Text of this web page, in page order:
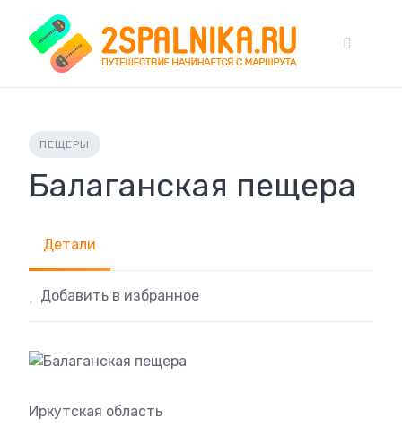
content
ПЕЩЕРЫ
Балаганская пещера
Детали
Добавить в избранное
Иркутская область